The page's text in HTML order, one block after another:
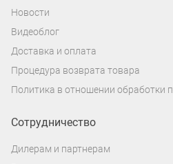
Новости
Видеоблог
Доставка и оплата
Процедура возврата товара
Политика в отношении обработки
Сотрудничество
Дилерам и партнерам